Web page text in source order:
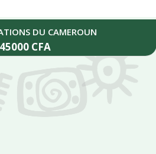
DU CAMEROUN
45000 CFA